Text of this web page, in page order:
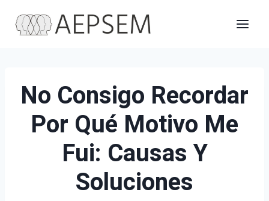
No Consigo Recordar
Por Qué Motivo Me
Fui: Causas Y
Soluciones